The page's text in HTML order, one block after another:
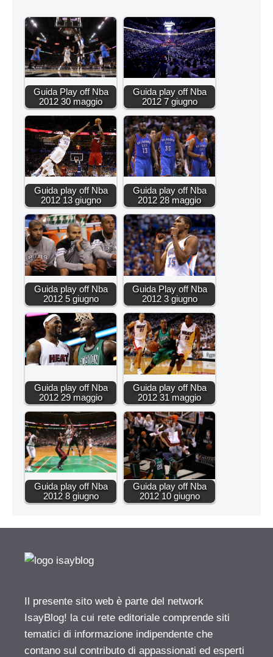
Guida Play off Nba
2012 30 maggio
Guida play off Nba
2012 7 giugno
Guida play off Nba
2012 13 giugno
Guida play off Nba
2012 28 maggio
Guida play off Nba
2012 5 giugno
Guida Play off Nba
2012 3 giugno
Guida play off Nba
2012 29 maggio
Guida play off Nba
2012 31 maggio
Guida play off Nba
2012 8 giugno
Guida play off Nba
2012 10 giugno
Il presente sito web è parte del network
IsayBlog! la cui rete editoriale comprende siti
tematici di informazione indipendente che
contano sul contributo di appassionati ed esperti